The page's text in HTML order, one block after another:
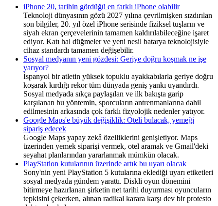
iPhone 20, tarihin gördüğü en farklı iPhone olabilir
Teknoloji dünyasının gözü 2027 yılına çevrilmişken sızdırılan
son bilgiler, 20. yıl özel iPhone serisinde fiziksel tuşların ve
siyah ekran çerçevelerinin tamamen kaldırılabileceğine işaret
ediyor. Katı hal düğmeler ve yeni nesil batarya teknolojisiyle
cihaz standardı tamamen değişebilir.
Sosyal medyanın yeni gözdesi: Geriye doğru koşmak ne işe
yarıyor?
İspanyol bir atletin yüksek topuklu ayakkabılarla geriye doğru
koşarak kırdığı rekor tüm dünyada geniş yankı uyandırdı.
Sosyal medyada sıkça paylaşılan ve ilk bakışta garip
karşılanan bu yöntemin, sporcuların antrenmanlarına dahil
edilmesinin arkasında çok farklı fizyolojik nedenler yatıyor.
Google Maps'e büyük değişiklik: Oteli bulacak, yemeği
sipariş edecek
Google Maps yapay zekâ özelliklerini genişletiyor. Maps
üzerinden yemek siparişi vermek, otel aramak ve Gmail'deki
seyahat planlarından yararlanmak mümkün olacak.
PlayStation kutularının üzerinde artık bu uyarı olacak
Sony'nin yeni PlayStation 5 kutularına eklediği uyarı etiketleri
sosyal medyada gündem yarattı. Diskli oyun dönemini
bitirmeye hazırlanan şirketin net tarihi duyurması oyuncuların
tepkisini çekerken, alınan radikal karara karşı dev bir protesto